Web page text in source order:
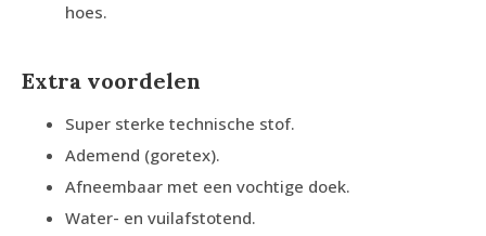
hoes.
Extra voordelen
Super sterke technische stof.
Ademend (goretex).
Afneembaar met een vochtige doek.
Water- en vuilafstotend.